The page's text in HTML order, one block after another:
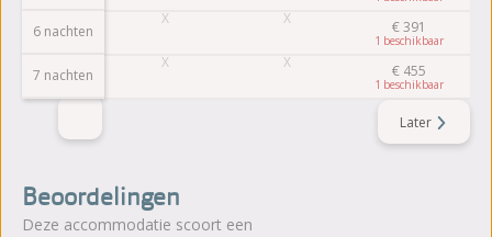
Later
6 nachten
7 nachten
€391
1
€ 455
1
Beoordelingen
Deze accommodatie scoort een